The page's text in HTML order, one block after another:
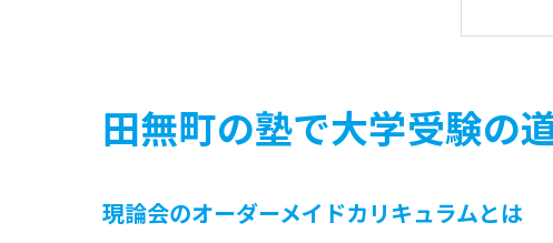
塾
田無町の塾で大学受験の
現論会のオーダーメイドカリキュラムとは